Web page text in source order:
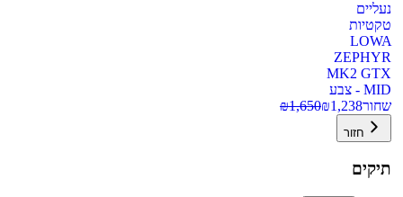
נעליים
טקטיות
LOWA
ZEPHYR
MK2 GTX
MID - צבע
שחור
₪1,238
₪1,650
חזור
תיקים